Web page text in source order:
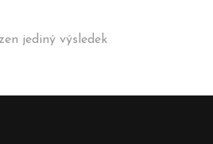
jediný výsledek